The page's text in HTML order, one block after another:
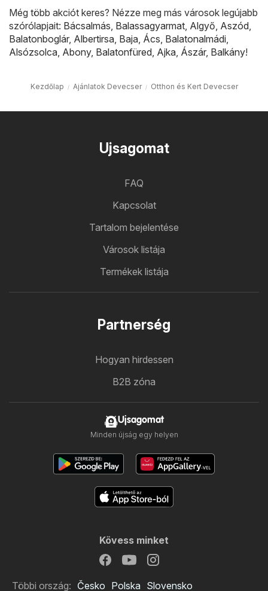
Még több akciót keres? Nézze meg más városok legújabb
szórólapjait: Bácsalmás Balassagyarmat Algyő Aszód
Balatonboglár, Albertirsa Baja Ács Balatonalmádi
Alsózsolca Abony, Balatonfüred Ajka Ászár, Balkány!
Kezdőlap Ajánlatok Devecser Otthon és Kert Devecser
Ujsagomat
FAQ
Kapcsolat
Tartalom bejelentése
Városok listája
Termékek listája
Partnerség
Hogyan hirdessen
B2B zóna
Ujsagomat
Minden újság egy helyen
Kövess minket
Többi ország: Česko Polska Slovensko